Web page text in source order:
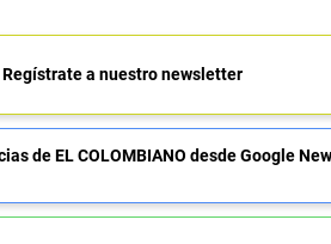
Regístrate a nuestro newsletter
de EL COLOMBIANO desde Google